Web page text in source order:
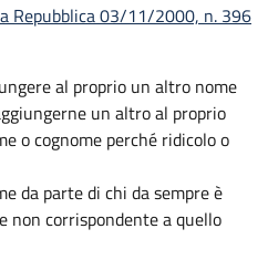
Repubblica 03/11/2000, n. 396
al proprio un altro nome
un altro al proprio
o cognome perché ridicolo o
da parte di chi da sempre è
non corrispondente a quello